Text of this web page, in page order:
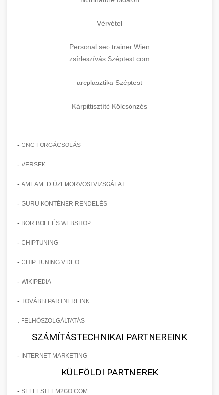
Vérvétel
Personal seo trainer Wien
zsírleszívás Széptest.com
arcplasztika Széptest
Kárpittisztító Kölcsönzés
- CNC FORGÁCSOLÁS
- VERSEK
- AMEAMED ÜZEMORVOSI VIZSGÁLAT
- GURU KONTÉNER RENDELÉS
- BOR BOLT ÉS WEBSHOP
- CHIPTUNING
- CHIP TUNING VIDEO
- WIKIPEDIA
- TOVÁBBI PARTNEREINK
FELHŐSZOLGÁLTATÁS
SZÁMÍTÁSTECHNIKAI PARTNEREINK
- INTERNET MARKETING
KÜLFÖLDI PARTNEREK
- SELFESTEEM2GO.COM